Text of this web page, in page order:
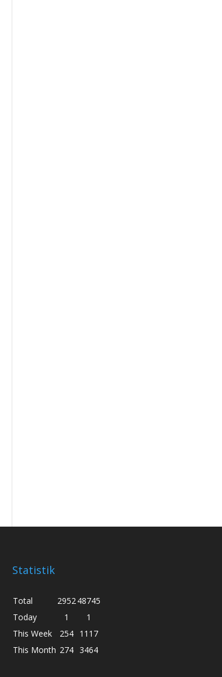
Statistik
Total 2952 48745
Today
1
1
This Week
254 1117
This Month 274 3464